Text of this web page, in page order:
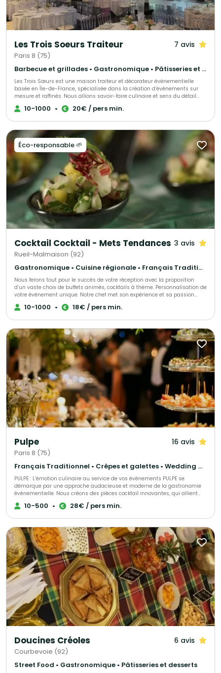
Les Trois Soeurs Traiteur 7 avis
Paris 8 (75)
Barbecue et grillades • Gastronomique • Pâtisseries et desserts
Les Trois Sœurs est une maison traiteur et décorateur événementielle
basée en Île-de-France, spécialisée dans la création d’événements sur
mesure et raffinés. Nous allions savoir-faire culinaire et sens du détail
décoratif pour sublimer mariages, fiançailles et autres célébrations
privées, tout comme séminaires, inauguration et autre type d'événements
décoration florale et scénographique à la gastronomie haut de gamme,
notre équipe met son expertise et sa passion au service de vos plus
beaux moments.
10-1000 • 20€ / pers min.
Éco-responsable 🌱
Cocktail Cocktail - Mets Tendances 3 avis
Rueil-Malmaison (92)
Gastronomique • Cuisine régionale • Français Traditionnel
Nous ferons tout pour le succès de votre réception avec la proposition
d’un vaste choix de buffets animés, cocktails à thème. Personnalisation de
votre événement unique. Notre chef met son expérience et sa passion
dans l’élaboration de votre événement, s’adaptant à chacun de vos
convives.
10-1000 • 18€ / pers min.
Pulpe 16 avis
Paris 8 (75)
Français Traditionnel • Crêpes et galettes • Wedding Cake
PULPE : L’émotion culinaire au service de vos évènements PULPE se
démarque par une approche audacieuse et moderne de la gastronomie
évènementielle. Nous créons des pièces cocktail innovantes, qui allient
esthétisme et saveurs authentiques. Fabriquées à J-1 pour une fraîcheur
maximale, nos créations sont pensées pour étonner vos invités à chaque
service soigné, pour que chaque réception – privée ou professionnelle –
soit parfaitement orchestrée. Avec PULPE, chaque détail compte et chaque
moment devient unique.
10-500 • 28€ / pers min.
Doucines Créoles 6 avis
Courbevoie (92)
Street Food • Gastronomique • Pâtisseries et desserts